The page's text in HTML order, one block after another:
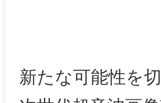
新たな可能性を